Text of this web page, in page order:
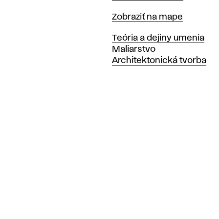
Mapa
Zobraziť na mape
Katedry
Teória a dejiny umenia
Maliarstvo
Architektonická tvorba